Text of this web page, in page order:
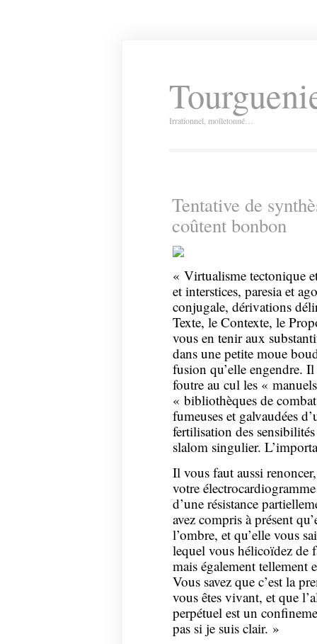
Irrationnel, molletonné…
Tentative de
coûtent bonbon
« Virtualisme tectonique
et interstices, paresia et
conjugale, dérivations
Texte, le Contexte, le
vous en tenir aux
dans une petite moue
fusion qu’elle engendre.
foutre au cul les «
« bibliothèques de
fumeuses et galvaudées
fertilisation des
slalom singulier.
Il vous faut aussi
votre
d’une résistance
avez compris à présent
l’ombre, et qu’elle vous
lequel vous hélicoïdez de
mais également tellement
Vous savez que c’est la
vous êtes vivant, et que
perpétuel est un
pas si je suis clair. »